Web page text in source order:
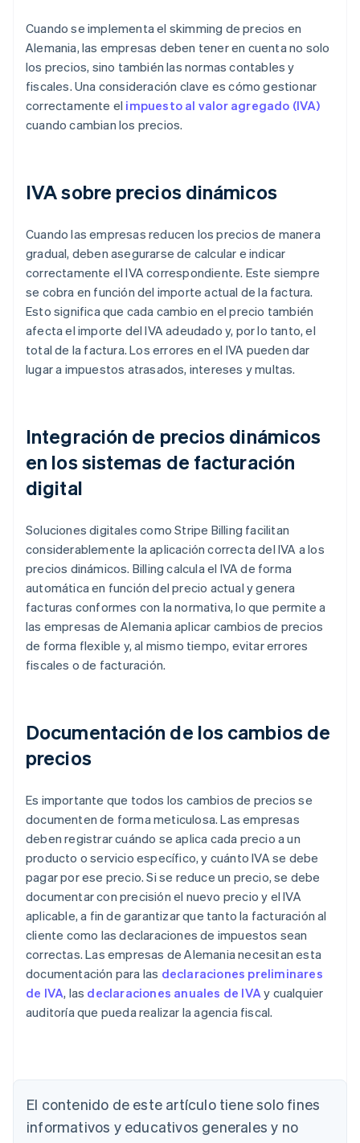
Cuando se implementa el skimming de precios en
Alemania, las empresas deben tener en cuenta no solo
los precios, sino también las normas contables y
fiscales. Una consideración clave es cómo gestionar
correctamente el impuesto al valor agregado (IVA)
cuando cambian los precios.
IVA sobre precios dinámicos
Cuando las empresas reducen los precios de manera
gradual, deben asegurarse de calcular e indicar
correctamente el IVA correspondiente. Este siempre
se cobra en función del importe actual de la factura.
Esto significa que cada cambio en el precio también
afecta el importe del IVA adeudado y, por lo tanto, el
total de la factura. Los errores en el IVA pueden dar
lugar a impuestos atrasados, intereses y multas.
Integración de precios dinámicos
en los sistemas de facturación
digital
Soluciones digitales como Stripe Billing facilitan
considerablemente la aplicación correcta del IVA a los
precios dinámicos. Billing calcula el IVA de forma
automática en función del precio actual y genera
facturas conformes con la normativa, lo que permite a
las empresas de Alemania aplicar cambios de precios
de forma flexible y, al mismo tiempo, evitar errores
fiscales o de facturación.
Documentación de los cambios de
precios
Es importante que todos los cambios de precios se
documenten de forma meticulosa. Las empresas
deben registrar cuándo se aplica cada precio a un
producto o servicio específico, y cuánto IVA se debe
pagar por ese precio. Si se reduce un precio, se debe
documentar con precisión el nuevo precio y el IVA
aplicable, a fin de garantizar que tanto la facturación al
cliente como las declaraciones de impuestos sean
correctas. Las empresas de Alemania necesitan esta
documentación para las declaraciones preliminares
de IVA, las declaraciones anuales de IVAy cualquier
auditoría que pueda realizar la agencia fiscal.
El contenido de este artículo tiene solo fines
informativos y educativos generales y no
DeutschEnglish
Australia
English
Austria